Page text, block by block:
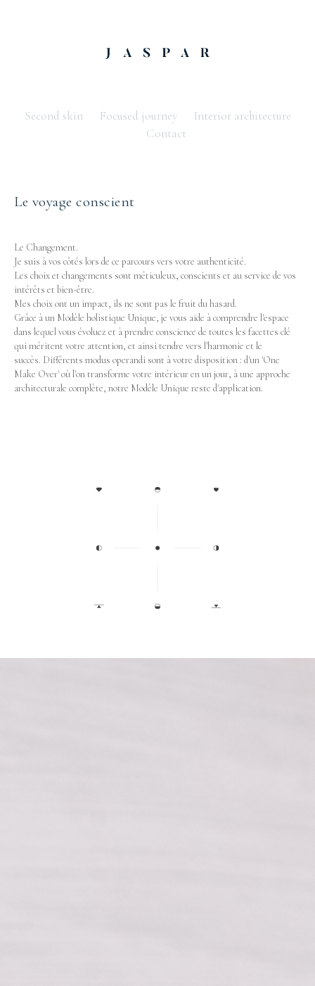
Second skin Focused journey
Interior architecture
Contact
Le voyage conscient
Le Changement.
Je suis à vos côtés lors de ce parcours vers votre authenticité.
Les choix et changements sont méticuleux, conscients et au service de vos
intérêts et bien-être.
Mes choix ont un impact, ils ne sont pas le fruit du hasard.
Grâce à un Modèle holistique Unique, je vous aide à comprendre l'espace
dans lequel vous évoluez et à prendre conscience de toutes les facettes clé
qui méritent votre attention, et ainsi tendre vers l'harmonie et le
succès. Différents modus operandi sont à votre disposition : d'un 'One
Make Over' où l'on transforme votre intérieur en un jour, à une approche
architecturale complète, notre Modèle Unique reste d'application.